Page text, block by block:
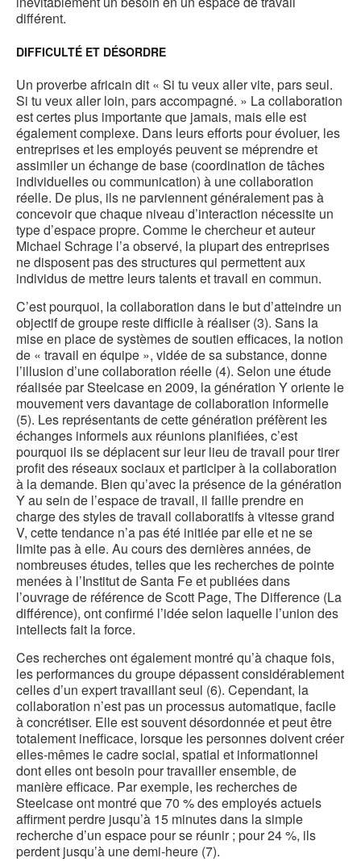
différent.
DIFFICULTÉ ET DÉSORDRE
Un proverbe africain dit « Si tu veux aller vite, pars seul.
Si tu veux aller loin, pars accompagné. » La collaboration
est certes plus importante que jamais, mais elle est
également complexe. Dans leurs efforts pour évoluer, les
entreprises et les employés peuvent se méprendre et
assimiler un échange de base (coordination de tâches
individuelles ou communication) à une collaboration
réelle. De plus, ils ne parviennent généralement pas à
concevoir que chaque niveau d’interaction nécessite un
type d’espace propre. Comme le chercheur et auteur
Michael Schrage l’a observé, la plupart des entreprises
ne disposent pas des structures qui permettent aux
individus de mettre leurs talents et travail en commun.
C’est pourquoi, la collaboration dans le but d’atteindre un
objectif de groupe reste difficile à réaliser (3). Sans la
mise en place de systèmes de soutien efficaces, la notion
de « travail en équipe », vidée de sa substance, donne
l’illusion d’une collaboration réelle (4). Selon une étude
réalisée par Steelcase en 2009, la génération Y oriente le
mouvement vers davantage de collaboration informelle
(5). Les représentants de cette génération préfèrent les
échanges informels aux réunions planifiées, c’est
pourquoi ils se déplacent sur leur lieu de travail pour tirer
profit des réseaux sociaux et participer à la collaboration
à la demande. Bien qu’avec la présence de la génération
Y au sein de l’espace de travail, il faille prendre en
charge des styles de travail collaboratifs à vitesse grand
V, cette tendance n’a pas été initiée par elle et ne se
limite pas à elle. Au cours des dernières années, de
nombreuses études, telles que les recherches de pointe
menées à l’Institut de Santa Fe et publiées dans
l’ouvrage de référence de Scott Page, The Difference (La
différence), ont confirmé l’idée selon laquelle l’union des
intellects fait la force.
Ces recherches ont également montré qu’à chaque fois,
les performances du groupe dépassent considérablement
celles d’un expert travaillant seul (6). Cependant, la
collaboration n’est pas un processus automatique, facile
à concrétiser. Elle est souvent désordonnée et peut être
totalement inefficace, lorsque les personnes doivent créer
elles-mêmes le cadre social, spatial et informationnel
dont elles ont besoin pour travailler ensemble, de
manière efficace. Par exemple, les recherches de
Steelcase ont montré que 70 % des employés actuels
affirment perdre jusqu’à 15 minutes dans la simple
recherche d’un espace pour se réunir ; pour 24 %, ils
perdent jusqu’à une demi-heure (7).